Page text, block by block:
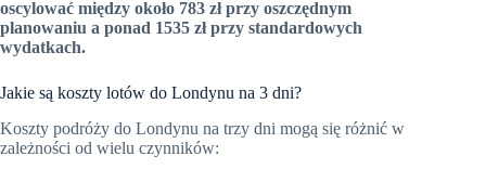
oscylować między około 783 zł przy oszczędnym
planowaniu a ponad 1535 zł przy standardowych
wydatkach.
Jakie są koszty lotów do Londynu na 3 dni?
Koszty podróży do Londynu na trzy dni mogą się różnić w
zależności od wielu czynników: